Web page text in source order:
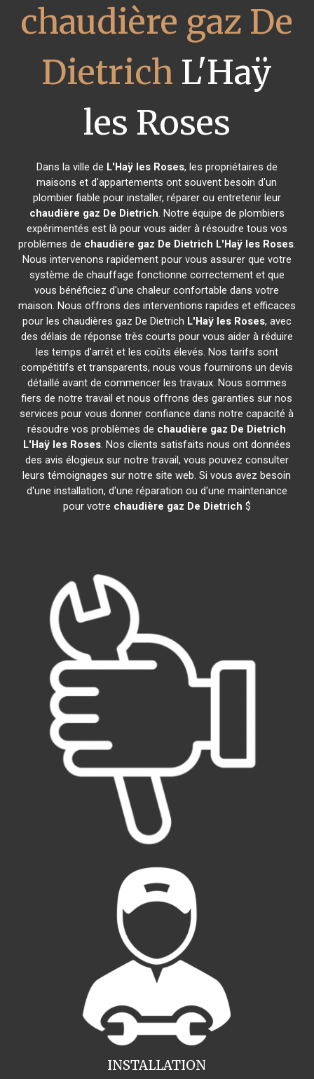
chaudière gaz De
Dietrich L'Haÿ
les Roses
Dans la ville de L'Haÿ les Roses, les propriétaires de
maisons et d'appartements ont souvent besoin d'un
plombier fiable pour installer, réparer ou entretenir leur
chaudière gaz De Dietrich. Notre équipe de plombiers
expérimentés est là pour vous aider à résoudre tous vos
problèmes de chaudière gaz De Dietrich L'Haÿ les Roses.
Nous intervenons rapidement pour vous assurer que votre
système de chauffage fonctionne correctement et que
vous bénéficiez d'une chaleur confortable dans votre
maison. Nous offrons des interventions rapides et efficaces
pour les chaudières gaz De Dietrich L'Haÿ les Roses, avec
des délais de réponse très courts pour vous aider à réduire
les temps d'arrêt et les coûts élevés. Nos tarifs sont
compétitifs et transparents, nous vous fournirons un devis
détaillé avant de commencer les travaux. Nous sommes
fiers de notre travail et nous offrons des garanties sur nos
services pour vous donner confiance dans notre capacité à
résoudre vos problèmes de chaudière gaz De Dietrich
L'Haÿ les Roses. Nos clients satisfaits nous ont données
des avis élogieux sur notre travail, vous pouvez consulter
leurs témoignages sur notre site web. Si vous avez besoin
d'une installation, d'une réparation ou d'une maintenance
pour votre chaudière gaz De Dietrich $
INSTALLATION